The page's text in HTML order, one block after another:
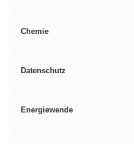
Wahrscheinlichkeit
Chemie
Datenschutz
Energiewende